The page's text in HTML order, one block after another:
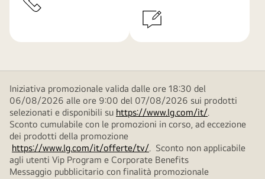
Iniziativa promozionale valida dalle ore 18:30 del
06/08/2026 alle ore 9:00 del 07/08/2026 sui prodotti
selezionati e disponibili su https://www.lg.com/it/.
Sconto cumulabile con le promozioni in corso, ad eccezione
dei prodotti della promozione
https://www.lg.com/it/offerte/tv/. Sconto non applicabile
agli utenti Vip Program e Corporate Benefits
Messaggio pubblicitario con finalità promozionale